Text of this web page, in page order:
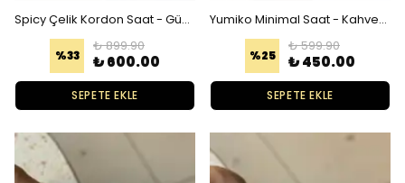
Spicy Çelik Kordon Saat - Gümüş Beyaz
%33
₺ 899.90
₺ 600.00
SEPETE EKLE
Yumiko Minimal Saat - Kahverengi
%25
₺ 599.90
₺ 450.00
SEPETE EKLE